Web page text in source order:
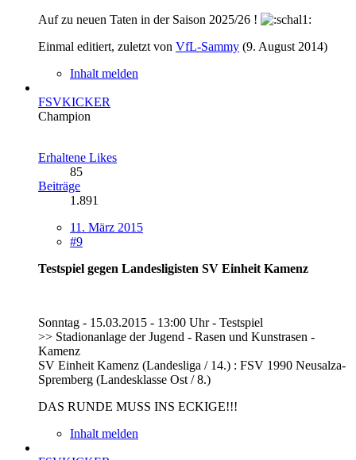
Auf zu neuen Taten in der Saison 2025/26 !
Einmal editiert, zuletzt von VfL-Sammy (9. August 2014)
Inhalt melden
FSVKICKER
Champion
Erhaltene Likes
85
Beiträge
1.891
11. März 2015
#9
Testspiel gegen Landesligisten SV Einheit Kamenz
Sonntag - 15.03.2015 - 13:00 Uhr - Testspiel
>> Stadionanlage der Jugend - Rasen und Kunstrasen -
Kamenz
SV Einheit Kamenz (Landesliga / 14.) : FSV 1990 Neusalza-
Spremberg (Landesklasse Ost / 8.)
DAS RUNDE MUSS INS ECKIGE!!!
Inhalt melden